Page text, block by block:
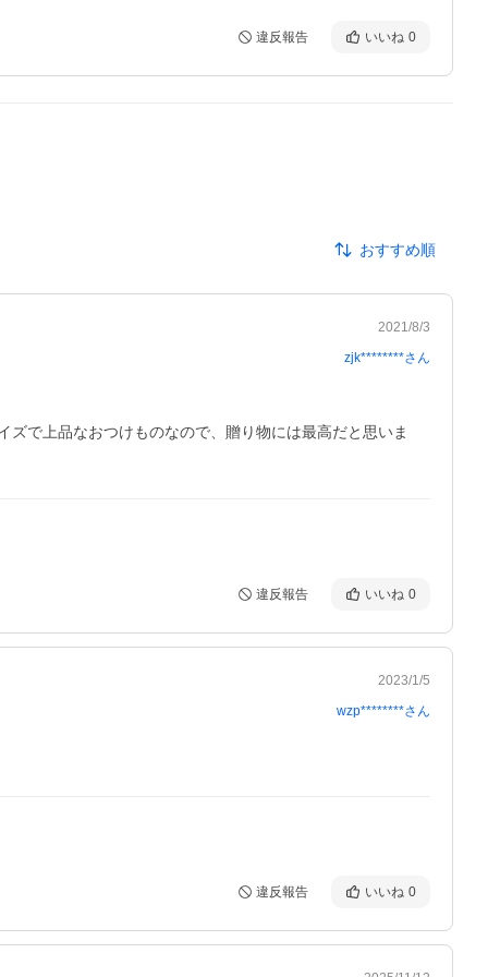
違反報告 いいね 0
おすすめ順
2021/8/3
zjk********さん
で上品なおつけものなので、贈り物には最高だと思いま
違反報告 いいね 0
2023/1/5
wzp********さん
違反報告 いいね 0